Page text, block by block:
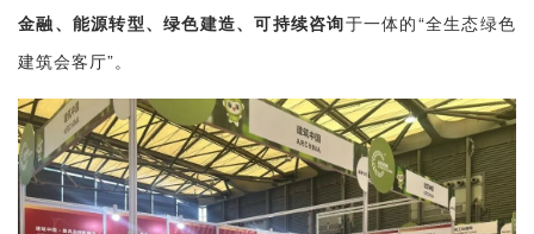
金融、能源转型、绿色建造、可持续咨询于一体的“全生态绿色
建筑会客厅”。